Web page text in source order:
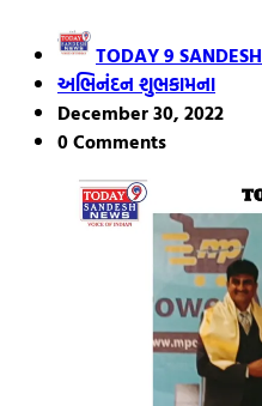
TODAY 9
અભિનંદન શુભકામના
December 30, 2022
0 Comments